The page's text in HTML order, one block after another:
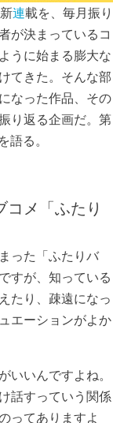
連載を、毎月振り
が決まっているコ
うに始まる膨大な
てきた。そんな部
なった作品、その
り返る企画だ。第
語る。
メ「ふたり
った「ふたりバ
すが、知っている
たり、疎遠になっ
エーションがよか
いんですよね。
話すっていう関係
ってありますよ